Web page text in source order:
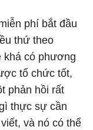
phí bắt đầu
thứ theo
khá có phương
tổ chức tốt,
phản hồi rất
thực sự cần
và nó có thể